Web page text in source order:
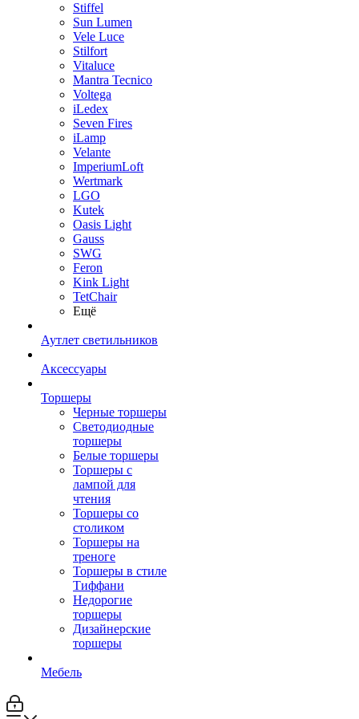
Stiffel
Sun Lumen
Vele Luce
Stilfort
Vitaluce
Mantra Tecnico
Voltega
iLedex
Seven Fires
iLamp
Velante
ImperiumLoft
Wertmark
LGO
Kutek
Oasis Light
Gauss
SWG
Feron
Kink Light
TetСhair
Ещё
Аутлет светильников
Аксессуары
Торшеры
Черные торшеры
Светодиодные
торшеры
Белые торшеры
Торшеры с
лампой для
чтения
Торшеры со
столиком
Торшеры на
треноге
Торшеры в стиле
Тиффани
Недорогие
торшеры
Дизайнерские
торшеры
Мебель